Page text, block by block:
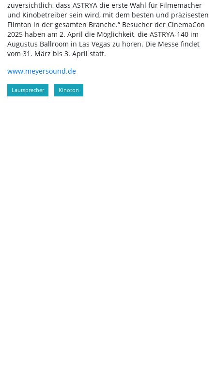
zuversichtlich, dass ASTRYA die erste Wahl für Filmemacher
und Kinobetreiber sein wird, mit dem besten und präzisesten
Filmton in der gesamten Branche.“ Besucher der CinemaCon
2025 haben am 2. April die Möglichkeit, die ASTRYA-140 im
Augustus Ballroom in Las Vegas zu hören. Die Messe findet
vom 31. März bis 3. April statt.
www.meyersound.de
Lautsprecher Kinoton